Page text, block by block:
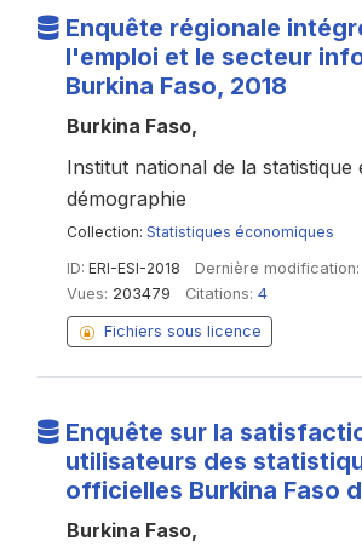
Enquête régionale
l'emploi et le secteur
Burkina Faso, 2018
Burkina Faso,
Institut national de la statistique
démographie
Collection: Statistiques économiques
ID: ERI-ESI-2018 Dernière modification:
Vues: 203479 Citations: 4
Fichiers sous licence
Enquête sur la
utilisateurs des
officielles Burkina Faso
Burkina Faso,